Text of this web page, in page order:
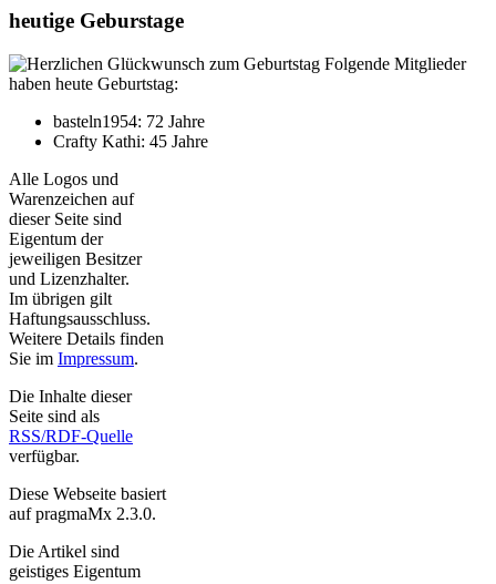
heutige Geburstage
Folgende Mitglieder
haben heute Geburtstag:
basteln1954: 72 Jahre
Crafty Kathi: 45 Jahre
Alle Logos und
Warenzeichen auf
dieser Seite sind
Eigentum der
jeweiligen Besitzer
und Lizenzhalter.
Im übrigen gilt
Haftungsausschluss.
Weitere Details finden
Sie im Impressum.
Die Inhalte dieser
Seite sind als
RSS/RDF-Quelle
verfügbar.
Diese Webseite basiert
auf pragmaMx 2.3.0.
Die Artikel sind
geistiges Eigentum